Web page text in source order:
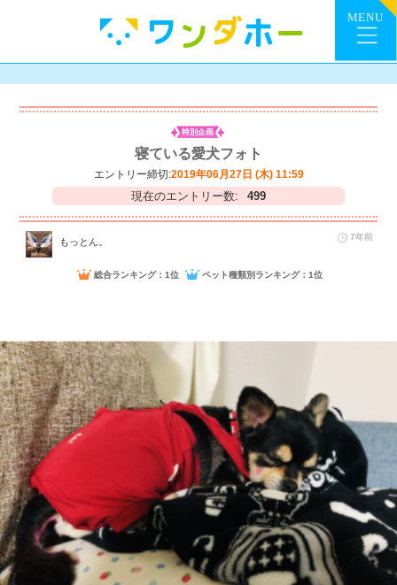
特別企画
寝ている愛犬フォト
エントリー締切:2019年06月27日 (木) 11:59
現在のエントリー数: 499
もっとん。 7年前
総合ランキング：1位 ペット種類別ランキング：1位